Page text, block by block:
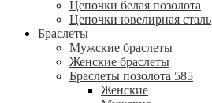
Цепочки белая позолота
Цепочки ювелирная сталь
Браслеты
Мужские браслеты
Женские браслеты
Браслеты позолота 585
Женские